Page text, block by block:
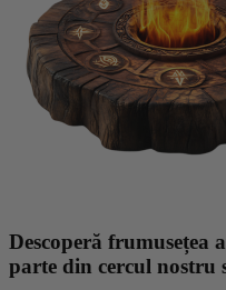
Descoperă
parte din cercul nostru